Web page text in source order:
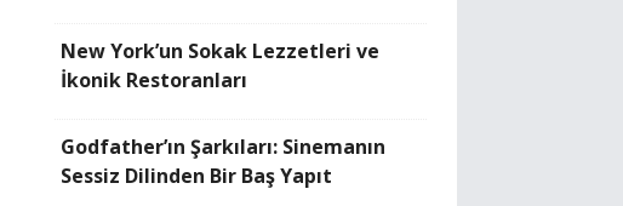
New York’un Sokak Lezzetleri ve
İkonik Restoranları
Godfather’ın Şarkıları: Sinemanın
Sessiz Dilinden Bir Baş Yapıt